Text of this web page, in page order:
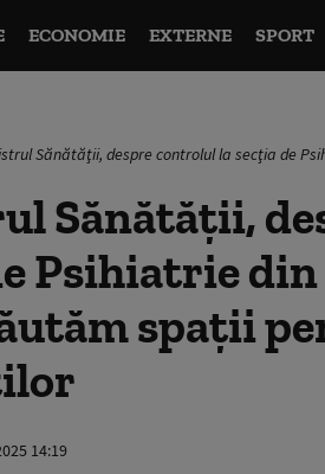
ECONOMIE EXTERNE SPORT
Sănătăţii, despre controlul la secţia de
Sănătăţii,
Psihiatrie
spaţii
14:19